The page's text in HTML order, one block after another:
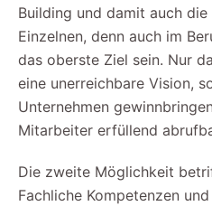
Building und damit auch
Einzelnen, denn auch im
das oberste Ziel sein. Nur
eine unerreichbare Vision,
Unternehmen
Mitarbeiter erfüllend
Die zweite Möglichkeit
Fachliche Kompetenzen